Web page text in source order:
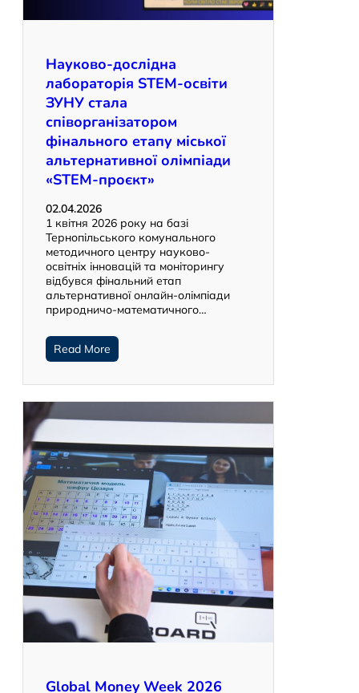
Науково-дослідна
лабораторія STEM-освіти
ЗУНУ стала
співорганізатором
фінального етапу міської
альтернативної олімпіади
«STEM-проєкт»
02.04.2026
1 квітня 2026 року на базі
Тернопільського комунального
методичного центру науково-
освітніх інновацій та моніторингу
відбувся фінальний етап
альтернативної онлайн-олімпіади
природничо-математичного…
Read More
Global Money Week 2026